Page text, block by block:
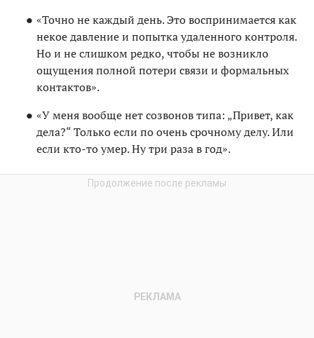
«Точно не каждый день. Это воспринимается как
некое давление и попытка удаленного контроля.
Но и не слишком редко, чтобы не возникло
ощущения полной потери связи и формальных
контактов».
«У меня вообще нет созвонов типа: „Привет, как
дела?“ Только если по очень срочному делу. Или
если кто-то умер. Ну три раза в год».